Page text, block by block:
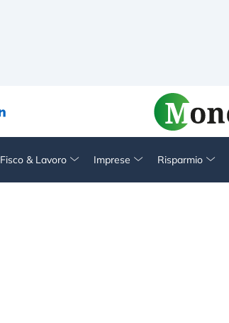
Fisco & Lavoro Imprese Risparmio